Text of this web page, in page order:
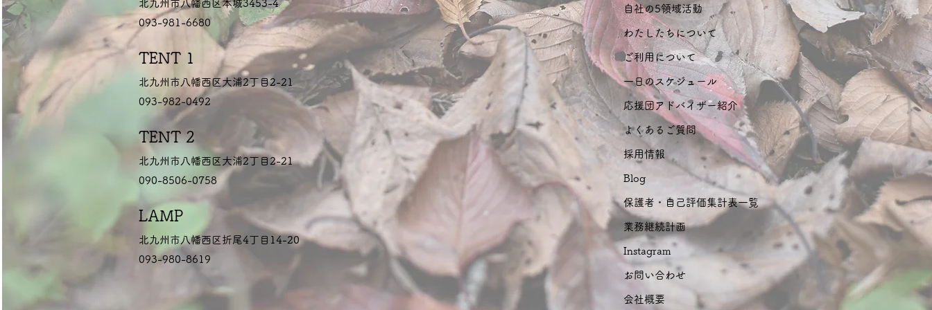
北九州市八幡西区本城3453-4
093-981-6680
自社の5領域活動
わたしたちについて
ご利用について
一日のスケジュール
応援団アドバイザー紹介
よくあるご質問
採用情報
Blog
保護者・自己評価集計表一覧
業務継続計画
Instagram
お問い合わせ
会社概要
TENT 1
北九州市八幡西区大浦2丁目2-21
093-982-0492
LAMP
北九州市八幡西区折尾4丁目14-20
093-980-8619
TENT 2
北九州市八幡西区大浦2丁目2-21
090-8506-0758